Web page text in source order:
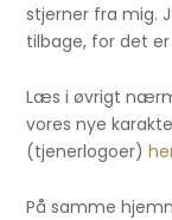
stjerner fra mig.
tilbage, for det
Læs i øvrigt
vores nye
(tjenerlogoer)
På samme